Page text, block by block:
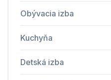
Obývacia izba
Kuchyňa
Detská izba